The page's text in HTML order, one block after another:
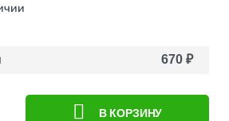
670 ₽
В КОРЗИНУ